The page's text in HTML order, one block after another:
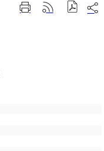
ImprimerGénérer
sur